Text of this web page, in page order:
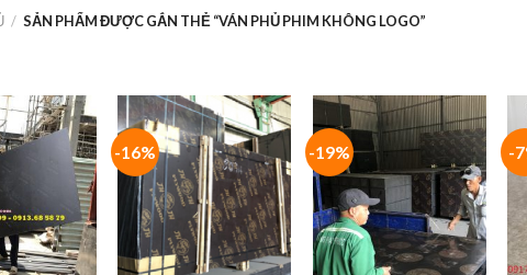
/ SẢN PHẨM ĐƯỢC GẮN THẺ “VÁN PHỦ PHIM KHÔNG LOGO”
-16% -19% -